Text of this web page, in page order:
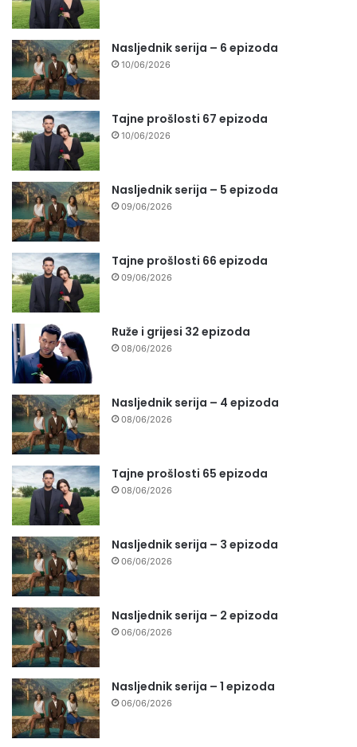
Nasljednik serija – 6 epizoda
10/06/2026
Tajne prošlosti 67 epizoda
10/06/2026
Nasljednik serija – 5 epizoda
09/06/2026
Tajne prošlosti 66 epizoda
09/06/2026
Ruže i grijesi 32 epizoda
08/06/2026
Nasljednik serija – 4 epizoda
08/06/2026
Tajne prošlosti 65 epizoda
08/06/2026
Nasljednik serija – 3 epizoda
06/06/2026
Nasljednik serija – 2 epizoda
06/06/2026
Nasljednik serija – 1 epizoda
06/06/2026